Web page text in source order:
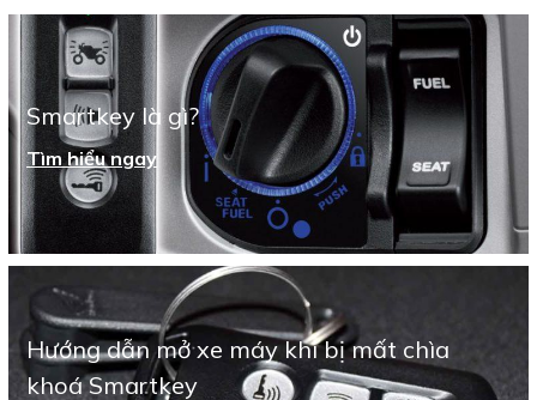
Smartkey là gì?
Tìm hiểu ngay
Hướng dẫn mở xe máy khi bị mất chìa
khoá Smartkey